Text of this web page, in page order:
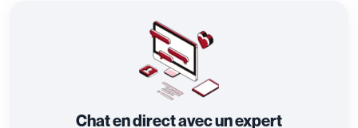
Chat en direct avec un expert